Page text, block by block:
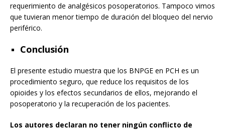
requerimiento de analgésicos posoperatorios. Tampoco vimos
que tuvieran menor tiempo de duración del bloqueo del nervio
periférico.
Conclusión
El presente estudio muestra que los BNPGE en PCH es un
procedimiento seguro, que reduce los requisitos de los
opioides y los efectos secundarios de ellos, mejorando el
posoperatorio y la recuperación de los pacientes.
Los autores declaran no tener ningún conflicto de